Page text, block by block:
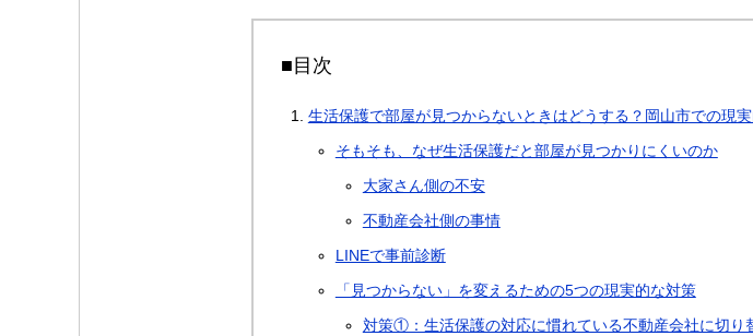
■目次
生活保護で部屋が見つからないときはどうする？岡山市での現
そもそも、なぜ生活保護だと部屋が見つかりにくいのか
大家さん側の不安
不動産会社側の事情
LINEで事前診断
「見つからない」を変えるための5つの現実的な対策
対策①：生活保護の対応に慣れている不動産会社に切り